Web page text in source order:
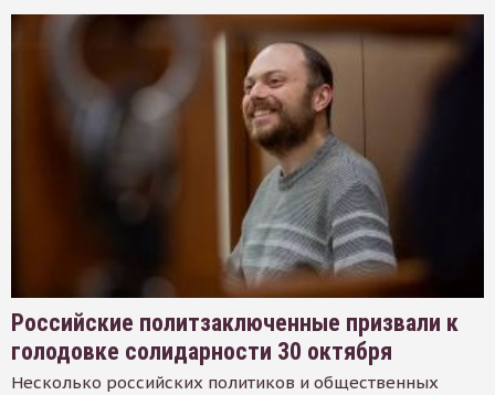
Российские политзаключенные призвали к
голодовке солидарности 30 октября
Несколько российских политиков и общественных